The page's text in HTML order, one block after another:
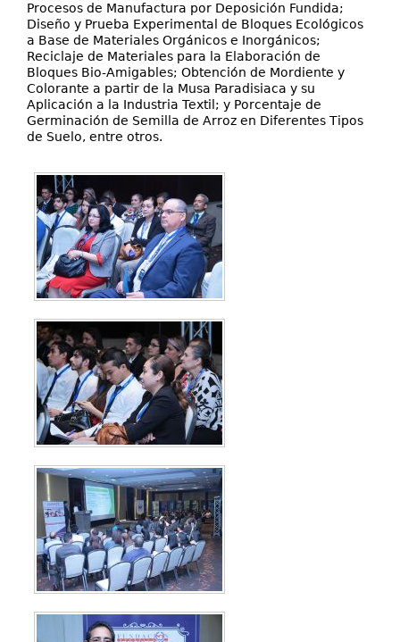
Procesos de Manufactura por Deposición Fundida;
Diseño y Prueba Experimental de Bloques Ecológicos
a Base de Materiales Orgánicos e Inorgánicos;
Reciclaje de Materiales para la Elaboración de
Bloques Bio-Amigables; Obtención de Mordiente y
Colorante a partir de la Musa Paradisiaca y su
Aplicación a la Industria Textil; y Porcentaje de
Germinación de Semilla de Arroz en Diferentes Tipos
de Suelo, entre otros.